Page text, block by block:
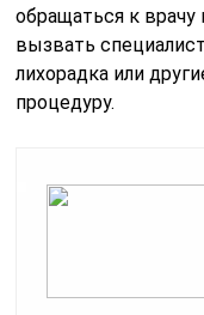
обращаться к врачу
вызвать
лихорадка или
процедуру.